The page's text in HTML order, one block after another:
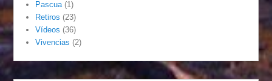
Pascua (1)
Retiros (23)
Vídeos (36)
Vivencias (2)